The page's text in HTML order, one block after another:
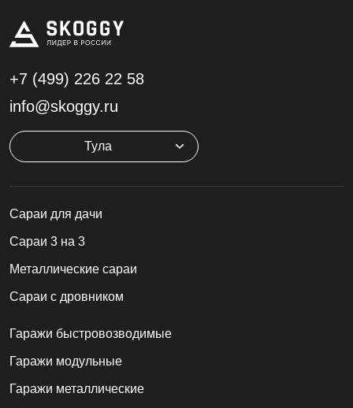
+7 (499) 226 22 58
info@skoggy.ru
Тула
Cараи для дачи
Сараи 3 на 3
Металлические сараи
Сараи с дровником
Гаражи быстровозводимые
Гаражи модульные
Гаражи металлические